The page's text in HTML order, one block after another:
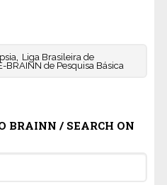
Liga Brasileira de
BRAINN de Pesquisa Básica
BRAINN / SEARCH ON